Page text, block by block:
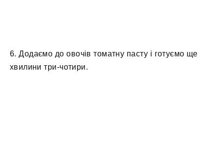
6. Додаємо до овочів томатну пасту і готуємо ще
хвилини три-чотири.